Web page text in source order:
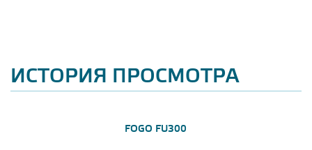
ИСТОРИЯ ПРОСМОТРА
FOGO FU300